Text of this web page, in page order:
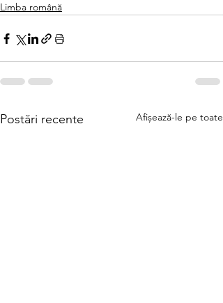
Limba română
Postări recente Afișează-le pe toate